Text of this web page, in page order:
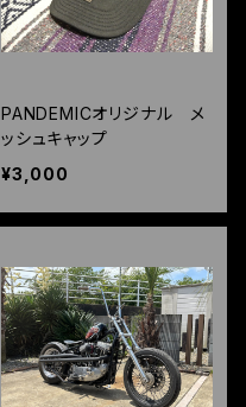
PANDEMICオリジナル メ
ッシュキャップ
¥3,000